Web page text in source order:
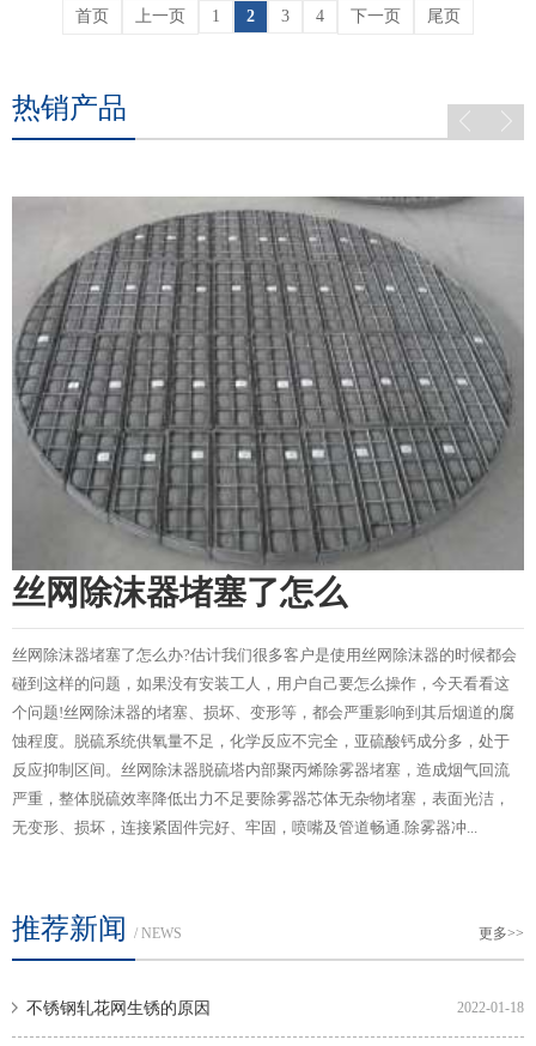
首页 上一页 1 2 3 4 下一页 尾页
热销产品
丝网除沫器堵塞了怎么
丝网除沫器堵塞了怎么办?估计我们很多客户是使用丝网除沫器的时候都会
碰到这样的问题，如果没有安装工人，用户自己要怎么操作，今天看看这
个问题!丝网除沫器的堵塞、损坏、变形等，都会严重影响到其后烟道的腐
蚀程度。脱硫系统供氧量不足，化学反应不完全，亚硫酸钙成分多，处于
反应抑制区间。丝网除沫器脱硫塔内部聚丙烯除雾器堵塞，造成烟气回流
严重，整体脱硫效率降低出力不足要除雾器芯体无杂物堵塞，表面光洁，
无变形、损坏，连接紧固件完好、牢固，喷嘴及管道畅通.除雾器冲...
推荐新闻 / NEWS 更多>>
2022-01-18
不锈钢轧花网生锈的原因